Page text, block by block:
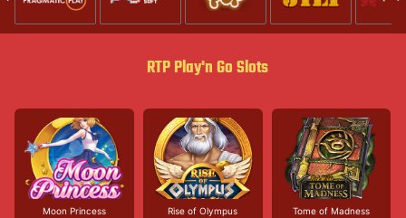
RTP Play'n Go Slots
Moon Princess Rise of Olympus Tome of Madness